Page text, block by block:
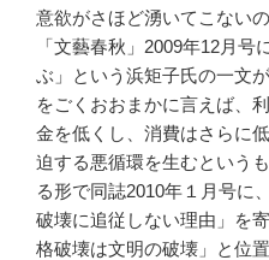
意欲がさほど湧いてこないの
「文藝春秋」2009年12月
ぶ」という浜矩子氏の一文
をごくおおまかに言えば、
金を低くし、消費はさらに
迫する悪循環を生むという
る形で同誌2010年１月号に
破壊に追従しない理由」を
格破壊は文明の破壊」と位